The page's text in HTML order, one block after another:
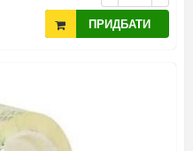
ПРИДБАТИ